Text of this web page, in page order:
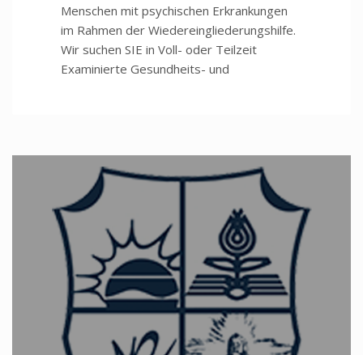
Menschen mit psychischen Erkrankungen
im Rahmen der Wiedereingliederungshilfe.
Wir suchen SIE in Voll- oder Teilzeit
Examinierte Gesundheits- und